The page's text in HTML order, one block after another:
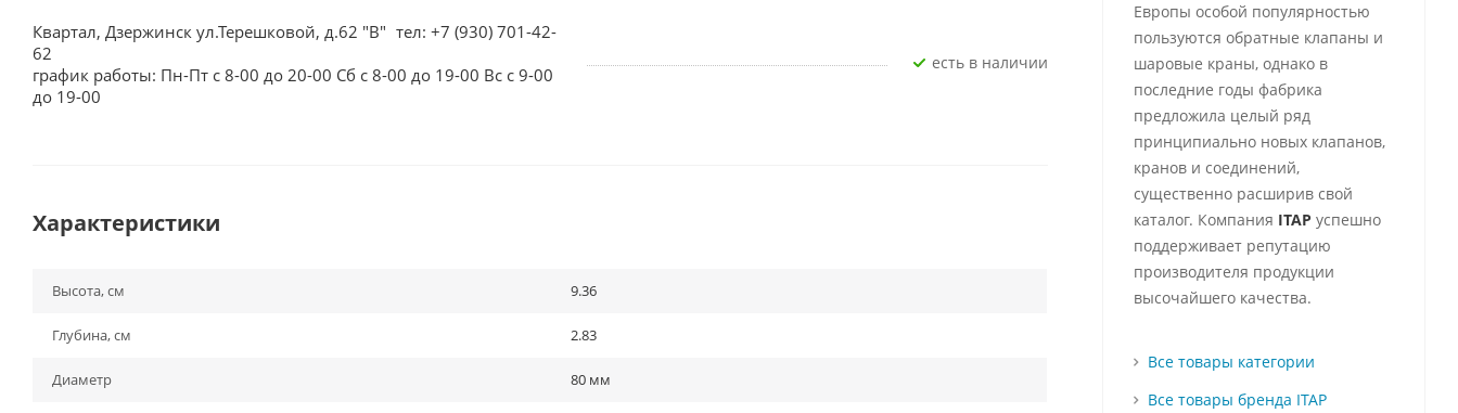
Квартал, Дзержинск ул.Терешковой, д.62 "В" тел: +7 (930) 701-42-
62
график работы: Пн-Пт с 8-00 до 20-00 Сб с 8-00 до 19-00 Вс с 9-00
до 19-00
Есть в наличии
Характеристики
Высота, см 9.36
Глубина, см 2.83
Диаметр 80 мм
Европы особой популярностью
пользуются обратные клапаны и
шаровые краны, однако в
последние годы фабрика
предложила целый ряд
принципиально новых клапанов,
кранов и соединений,
существенно расширив свой
каталог. Компания ITAP успешно
поддерживает репутацию
производителя продукции
высочайшего качества.
Все товары категории
Все товары бренда ITAP